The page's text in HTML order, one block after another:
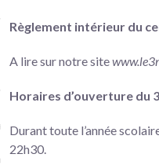
/ Se réinscrire
et tarifs 3.ND Versailles
d’admission
Règlement intérieur du
A lire sur notre site
Horaires d’ouverture du
Durant toute l’année
22h30.